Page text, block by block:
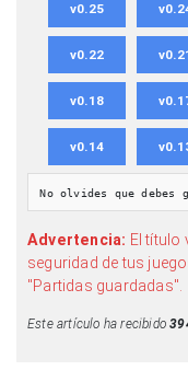
v0.25
v0.22
v0.18
v0.14
No olvides que debes
Advertencia: El título
seguridad de tus
"Partidas guardadas".
Este artículo ha recibido